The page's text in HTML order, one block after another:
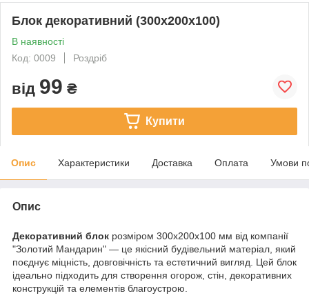
Блок декоративний (300х200х100)
В наявності
Код: 0009
Роздріб
від 99 ₴
Купити
Опис Характеристики Доставка Оплата Умови
Опис
Декоративний блок розміром 300х200х100 мм від компанії
"Золотий Мандарин" — це якісний будівельний матеріал, який
поєднує міцність, довговічність та естетичний вигляд. Цей блок
ідеально підходить для створення огорож, стін, декоративних
конструкцій та елементів благоустрою.